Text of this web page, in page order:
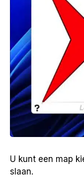
U kunt een map
slaan.